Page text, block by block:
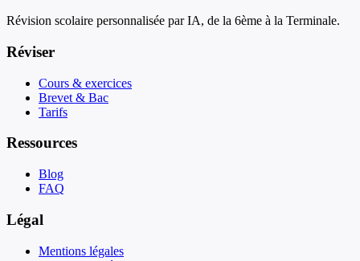
Révision scolaire personnalisée par IA, de la 6ème à la Terminale.
Réviser
Cours & exercices
Brevet & Bac
Tarifs
Ressources
Blog
FAQ
Légal
Mentions légales